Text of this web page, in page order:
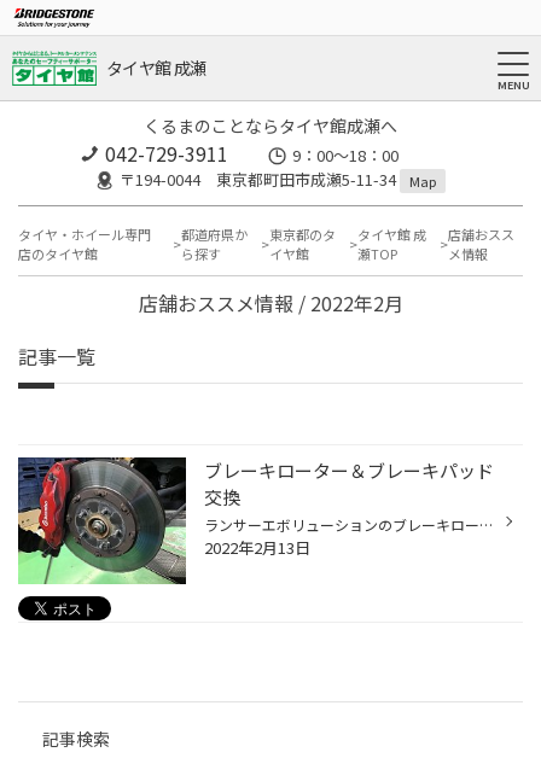
タイヤ館 成瀬
くるまのことならタイヤ館成瀬へ
042-729-3911
9：00～18：00
〒194-0044 東京都町田市成瀬5-11-34
Map
タイヤ・ホイール専門
店のタイヤ館
都道府県か
ら探す
東京都のタ
イヤ館
タイヤ館 成
瀬TOP
店舗おスス
メ情報
店舗おススメ情報 / 2022年2月
記事一覧
ブレーキローター＆ブレーキパッド
交換
ランサーエボリューションのブレーキローター＆ブレーキパッド交換依頼をいただきました。 ありがとうございますm(_ _)m ローター＆パッドともにヘッテいます。 キッチリ交換させていただきます。 最後にブレーキの動作を確認して終わりです。 ご依頼ありがとうございましたm(_ _)m
2022年2月13日
記事検索